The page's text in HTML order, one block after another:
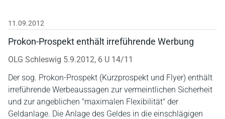
11.09.2012
Prokon-Prospekt enthält irreführende Werbung
OLG Schleswig 5.9.2012, 6 U 14/11
Der sog. Prokon-Prospekt (Kurzprospekt und Flyer) enthält
irreführende Werbeaussagen zur vermeintlichen Sicherheit
und zur angeblichen "maximalen Flexibilität" der
Geldanlage. Die Anlage des Geldes in die einschlägigen